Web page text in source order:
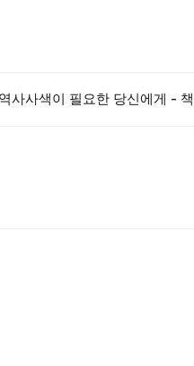
사사색이 필요한 당신에게 - 책